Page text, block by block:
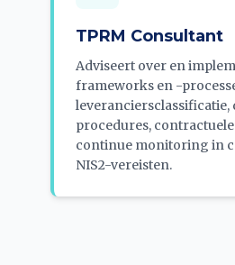
TPRM Consultant
Adviseert over en
frameworks en -
leveranciersclassificatie,
procedures,
continue monitoring in
NIS2-vereisten.